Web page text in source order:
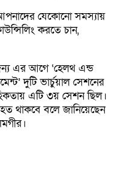
যেকোনো সমস্যায়
করতে চান,
এর আগে ‘হেলথ এন্ড
দুটি ভার্চুয়াল সেশনের
এটি ৩য় সেশন ছিল।
থাকবে বলে জানিয়েছেন